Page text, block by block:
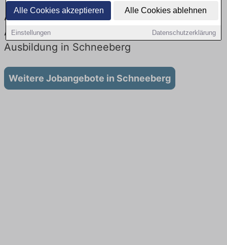
Alle Cookies akzeptieren Alle Cookies ablehnen
Einstellungen Datenschutzerklärung
Ausbildung in Schneeberg bei der Bahn:
Aktuell gibt es keine Stellenangebote für
Ausbildung in Schneeberg
Weitere Jobangebote in Schneeberg